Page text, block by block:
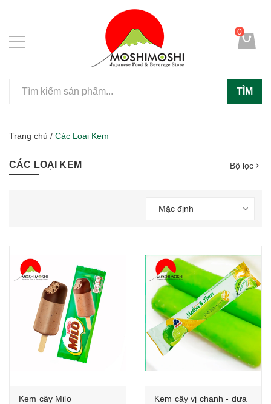
TÌM
0
Trang chủ / Các Loại Kem
CÁC LOẠI KEM Bộ lọc
Mặc định
Kem cây Milo
Kem cây vị chanh - dưa